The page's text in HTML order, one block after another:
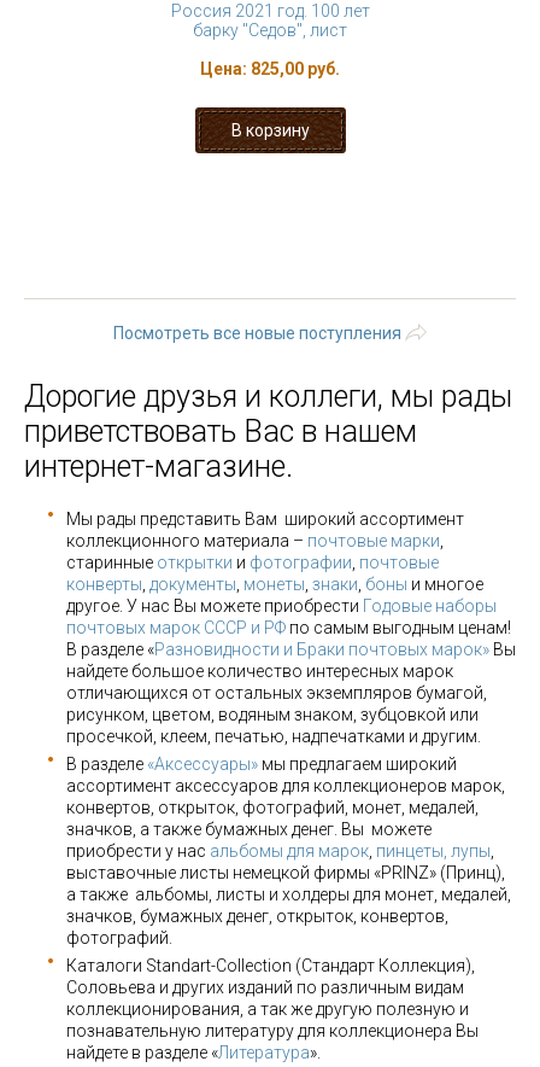
Россия 2021 год. 100 лет
барку "Седов", лист
Цена: 825,00 руб.
Посмотреть все новые поступления
Дорогие друзья и коллеги, мы рады
приветствовать Вас в нашем
интернет-магазине.
Мы рады представить Вам широкий ассортимент
коллекционного материала – почтовые марки
старинные открытки и фотографии почтовые
конверты документы монеты знаки боны и многое
другое. У нас Вы можете приобрести Годовые наборы
почтовых марок СССР и РФ по самым выгодным ценам!
В разделе «Разновидности и Браки почтовых марок» Вы
найдете большое количество интересных марок
отличающихся от остальных экземпляров бумагой,
рисунком, цветом, водяным знаком, зубцовкой или
просечкой, клеем, печатью, надпечатками и другим.
В разделе «Аксессуары» мы предлагаем широкий
ассортимент аксессуаров для коллекционеров марок,
конвертов, открыток, фотографий, монет, медалей,
значков, а также бумажных денег. Вы можете
приобрести у нас альбомы для марок пинцеты, лупы
выставочные листы немецкой фирмы «PRINZ» (Принц),
а также альбомы, листы и холдеры для монет, медалей,
значков, бумажных денег, открыток, конвертов,
фотографий.
Каталоги Standart-Collection (Стандарт Коллекция),
Соловьева и других изданий по различным видам
коллекционирования, а так же другую полезную и
познавательную литературу для коллекционера Вы
найдете в разделе «Литература».